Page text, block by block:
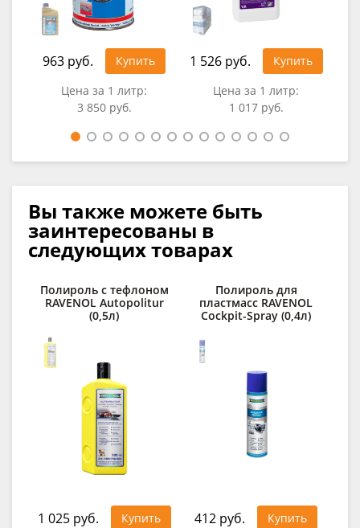
963 руб.
Купить
Цена за 1 литр:
3 850 руб.
1 526 руб.
Купить
Цена за 1 литр:
1 017 руб.
Вы также можете быть
заинтересованы в
следующих товарах
Полироль с тефлоном
RAVENOL Autopolitur
(0,5л)
1 025 руб.
Купить
Полироль для
пластмасс RAVENOL
Cockpit-Spray (0,4л)
412 руб.
Купить